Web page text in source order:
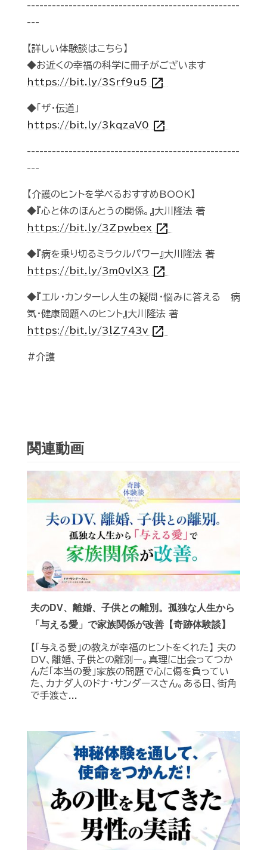
---------------------------------------------------
---
【詳しい体験談はこちら】
◆お近くの幸福の科学に冊子がございます
https://bit.ly/3Srf9u5 open_in_new
◆「ザ・伝道」
https://bit.ly/3kqzaV0 open_in_new
---------------------------------------------------
---
【介護のヒントを学べるおすすめBOOK】
◆『心と体のほんとうの関係。』大川隆法 著
https://bit.ly/3Zpwbex open_in_new
◆『病を乗り切るミラクルパワー』大川隆法 著
https://bit.ly/3m0vlX3 open_in_new
◆『エル・カンターレ人生の疑問・悩みに答える 病
気・健康問題へのヒント』大川隆法 著
https://bit.ly/3lZ743v open_in_new
#介護
関連動画
夫のDV、離婚、子供との離別。孤独な人生から
「与える愛」で家族関係が改善【奇跡体験談】
【「与える愛」の教えが幸福のヒントをくれた】 夫の
DV、離婚、子供との離別ー。真理に出会ってつか
んだ「本当の愛」家族の問題で心に傷を負ってい
た、カナダ人のドナ・サンダースさん。ある日、街角
で手渡さ...